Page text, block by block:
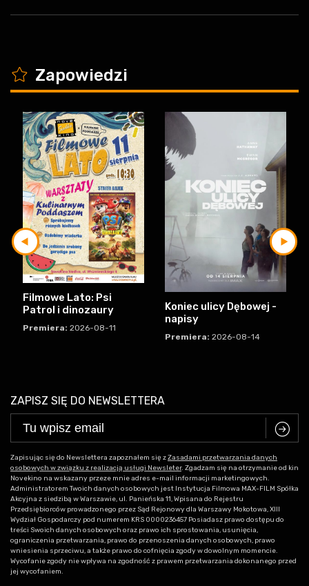
K Zapowiedzi
Filmowe Lato: Psi
Patrol i dinozaury
Premiera: 2026-08-11
Koniec ulicy Dębowej -
napisy
Premiera: 2026-08-14
ZAPISZ SIĘ DO NEWSLETTERA
C
Zapisując się do Newslettera zapoznałem się zZasadami przetwarzania danych
osobowych w związku z realizacją usługi Newsleter. Zgadzam się na otrzymanie od kin
Novekino na wskazany przeze mnie adres e-mail informacji marketingowych.
Administratorem Twoich danych osobowych jest Instytucja Filmowa MAX-FILM Spółka
Akcyjna z siedzibą w Warszawie, ul. Panieńska 11, Wpisana do Rejestru
Przedsiębiorców prowadzonego przez Sąd Rejonowy dla Warszawy Mokotowa, XIII
Wydział Gospodarczy pod numerem KRS 0000236457 Posiadasz prawo dostępu do
treści Swoich danych osobowych oraz prawo ich sprostowania, usunięcia,
ograniczenia przetwarzania, prawo do przenoszenia danych osobowych, prawo
wniesienia sprzeciwu, a także prawo do cofnięcia zgody w dowolnym momencie.
Wycofanie zgody nie wpływa na zgodność z prawem przetwarzania dokonanego przed
jej wycofaniem.